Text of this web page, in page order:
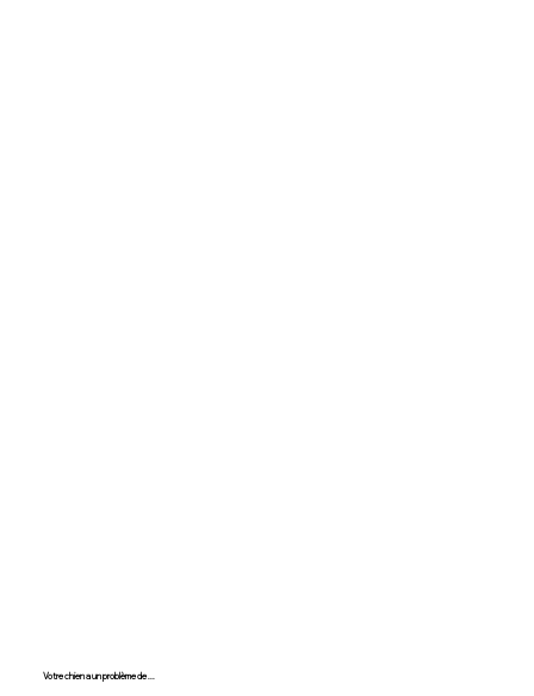
Votre chien a un problème de ...